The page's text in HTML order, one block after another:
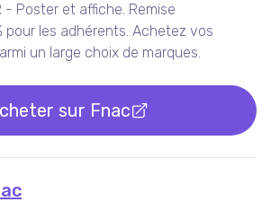
- Poster et affiche. Remise
pour les adhérents. Achetez vos
un large choix de marques.
sur Fnac